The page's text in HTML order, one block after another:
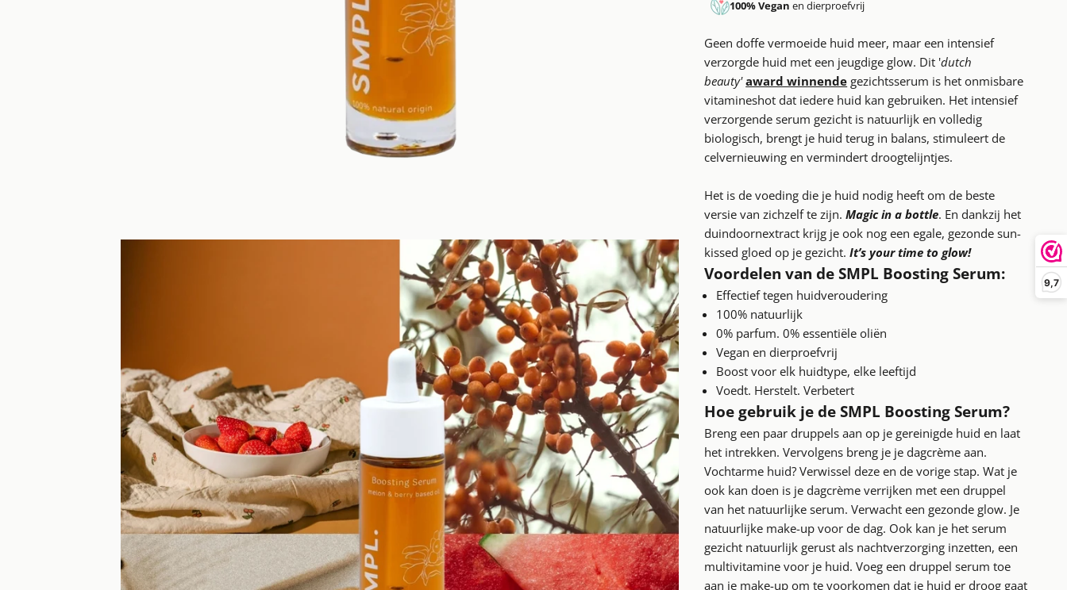
9,7
100% Vegan en dierproefvrij
Geen doffe vermoeide huid meer, maar een intensief
verzorgde huid met een jeugdige glow. Dit 'dutch
beauty' award winnende gezichtsserum is het onmisbare
vitamineshot dat iedere huid kan gebruiken. Het intensief
verzorgende serum gezicht is natuurlijk en volledig
biologisch, brengt je huid terug in balans, stimuleert de
celvernieuwing en vermindert droogtelijntjes.
Het is de voeding die je huid nodig heeft om de beste
versie van zichzelf te zijn.Magic in a bottle. En dankzij het
duindoornextract krijg je ook nog een egale, gezonde sun-
kissed gloed op je gezicht.It’s your time to glow!
Voordelen van de SMPL Boosting Serum:
Effectief tegen huidveroudering
100% natuurlijk
0% parfum. 0% essentiële oliën
Vegan en dierproefvrij
Boost voor elk huidtype, elke leeftijd
Voedt. Herstelt. Verbetert
Hoe gebruik je de SMPL Boosting Serum?
Breng een paar druppels aan op je gereinigde huid en laat
het intrekken. Vervolgens breng je je dagcrème aan.
Vochtarme huid? Verwissel deze en de vorige stap. Wat je
ook kan doen is je dagcrème verrijken met een druppel
van het natuurlijke serum. Verwacht een gezonde glow. Je
natuurlijke make-up voor de dag. Ook kan je het serum
gezicht natuurlijk gerust als nachtverzorging inzetten, een
multivitamine voor je huid. Voeg een druppel serum toe
aan je make-up om te voorkomen dat je huid er droog gaat